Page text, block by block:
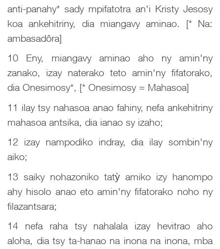
anti-panahy* sady mpifatotra an'i Kristy Jesosy
koa ankehitriny, dia miangavy aminao. [* Na:
ambasadôra]
10 Eny, miangavy aminao aho ny amin'ny
zanako, izay naterako teto amin'ny fifatorako,
dia Onesimosy*, [* Onesimosy = Mahasoa]
11 ilay tsy nahasoa anao fahiny, nefa ankehitriny
mahasoa antsika, dia ianao sy izaho;
12 izay nampodiko indray, dia ilay sombin'ny
aiko;
13 saiky nohazoniko tatỳ amiko izy hanompo
ahy hisolo anao eto amin'ny fifatorako noho ny
filazantsara;
14 nefa raha tsy nahalala izay hevitrao aho
aloha, dia tsy ta-hanao na inona na inona, mba